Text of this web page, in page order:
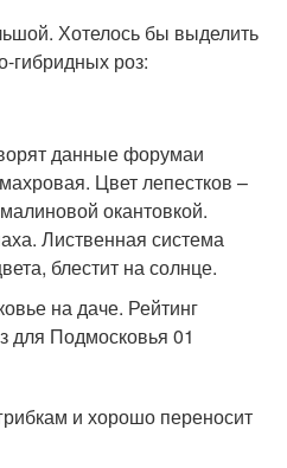
Хотелось бы выделить
гибридных роз:
данные форумаи
Цвет лепестков –
окантовкой.
Лиственная система
блестит на солнце.
и хорошо переносит